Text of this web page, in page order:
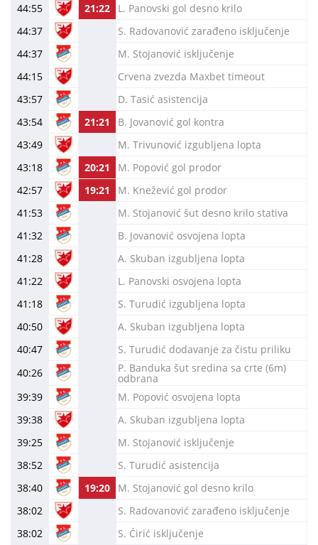
44:55
21:22
L. Panovski gol desno krilo
44:37
S. Radovanović zarađeno isključenje
44:37
M. Stojanović isključenje
44:15
Crvena zvezda Maxbet timeout
43:57
D. Tasić asistencija
43:54
21:21
B. Jovanović gol kontra
43:49
M. Trivunović izgubljena lopta
43:18
20:21
M. Popović gol prodor
42:57
19:21
M. Knežević gol prodor
41:53
M. Stojanović šut desno krilo stativa
41:32
B. Jovanović osvojena lopta
41:28
A. Skuban izgubljena lopta
41:22
L. Panovski osvojena lopta
41:18
S. Turudić izgubljena lopta
40:50
A. Skuban izgubljena lopta
40:47
S. Turudić dodavanje za čistu priliku
40:26
P. Banduka šut sredina sa crte (6m)
odbrana
39:39
M. Popović osvojena lopta
39:38
A. Skuban izgubljena lopta
39:25
M. Stojanović isključenje
38:52
S. Turudić asistencija
38:40
19:20
M. Stojanović gol desno krilo
38:02
S. Radovanović zarađeno isključenje
38:02
S. Ćirić isključenje